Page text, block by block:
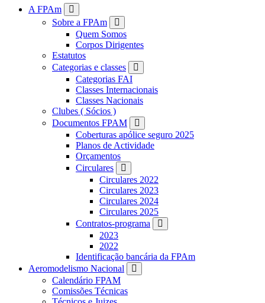
A FPAm
Sobre a FPAm
Quem Somos
Corpos Dirigentes
Estatutos
Categorias e classes
Categorias FAI
Classes Internacionais
Classes Nacionais
Clubes ( Sócios )
Documentos FPAM
Coberturas apólice seguro 2025
Planos de Actividade
Orçamentos
Circulares
Circulares 2022
Circulares 2023
Circulares 2024
Circulares 2025
Contratos-programa
2023
2022
Identificação bancária da FPAm
Aeromodelismo Nacional
Calendário FPAM
Comissões Técnicas